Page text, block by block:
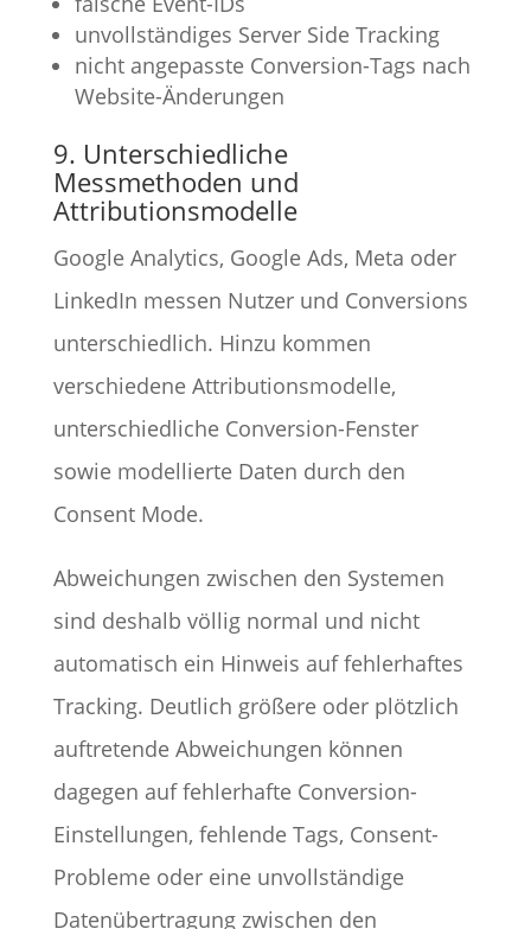
unvollständiges Server Side Tracking
nicht angepasste Conversion-Tags nach
Website-Änderungen
9. Unterschiedliche
Messmethoden und
Attributionsmodelle
Google Analytics, Google Ads, Meta oder
LinkedIn messen Nutzer und Conversions
unterschiedlich. Hinzu kommen
verschiedene Attributionsmodelle,
unterschiedliche Conversion-Fenster
sowie modellierte Daten durch den
Consent Mode.
Abweichungen zwischen den Systemen
sind deshalb völlig normal und nicht
automatisch ein Hinweis auf fehlerhaftes
Tracking. Deutlich größere oder plötzlich
auftretende Abweichungen können
dagegen auf fehlerhafte Conversion-
Einstellungen, fehlende Tags, Consent-
Probleme oder eine unvollständige
Datenübertragung zwischen den